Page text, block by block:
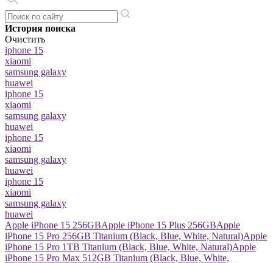
История поиска
Очистить
iphone 15
xiaomi
samsung galaxy
huawei
iphone 15
xiaomi
samsung galaxy
huawei
iphone 15
xiaomi
samsung galaxy
huawei
iphone 15
xiaomi
samsung galaxy
huawei
Apple iPhone 15 256GBApple iPhone 15 Plus 256GBApple
iPhone 15 Pro 256GB Titanium (Black, Blue, White, Natural)Apple
iPhone 15 Pro 1TB Titanium (Black, Blue, White, Natural)Apple
iPhone 15 Pro Max 512GB Titanium (Black, Blue, White,